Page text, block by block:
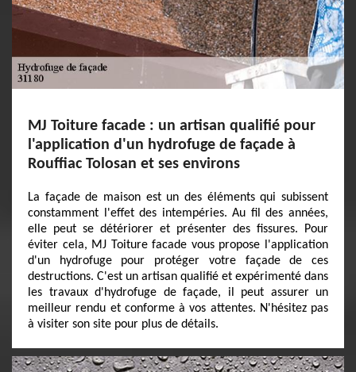
MJ Toiture facade : un artisan qualifié pour
l'application d'un hydrofuge de façade à
Rouffiac Tolosan et ses environs
La façade de maison est un des éléments qui subissent
constamment l'effet des intempéries. Au fil des années,
elle peut se détériorer et présenter des fissures. Pour
éviter cela, MJ Toiture facade vous propose l'application
d'un hydrofuge pour protéger votre façade de ces
destructions. C'est un artisan qualifié et expérimenté dans
les travaux d'hydrofuge de façade, il peut assurer un
meilleur rendu et conforme à vos attentes. N'hésitez pas
à visiter son site pour plus de détails.